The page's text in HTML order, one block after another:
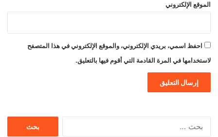
الموقع الإلكتروني
احفظ اسمي، بريدي الإلكتروني، والموقع الإلكتروني في هذا المتصفح
لاستخدامها في المرة القادمة التي أقوم فيها بالتعليق.